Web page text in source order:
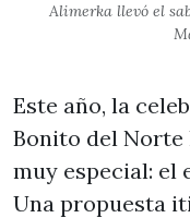
Alimerka llevó el
Este año, la
Bonito del Norte
muy especial: el
Una propuesta